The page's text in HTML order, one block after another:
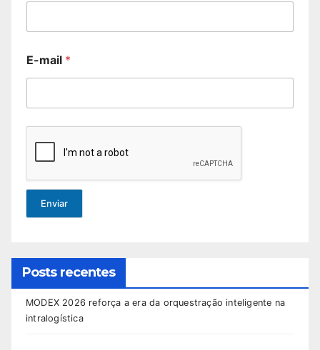
E-mail *
Enviar
Posts recentes
MODEX 2026 reforça a era da orquestração inteligente na
intralogística